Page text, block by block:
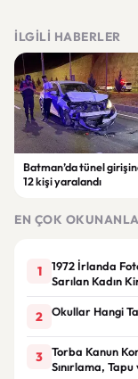
İLGILI HABERLER
Batman’da tünel
12 kişi yaralandı
EN ÇOK
1
1972 İrlanda
Sarılan Kadın
2 Okullar Hangi
3
Torba Kanun
Sınırlama,